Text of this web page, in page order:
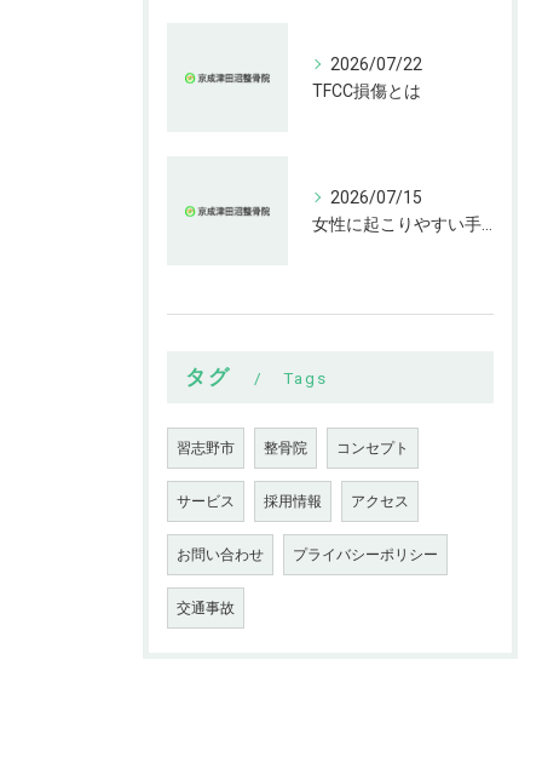
2026/07/22
TFCC損傷とは
2026/07/15
タグ Tags
習志野市 整骨院 コンセプト
サービス 採用情報 アクセス
お問い合わせ プライバシーポリシー
交通事故